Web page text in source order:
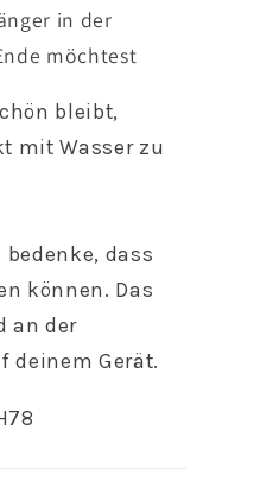
in der
möchtest
bleibt,
mit Wasser zu
bedenke, dass
können. Das
an der
deinem Gerät.